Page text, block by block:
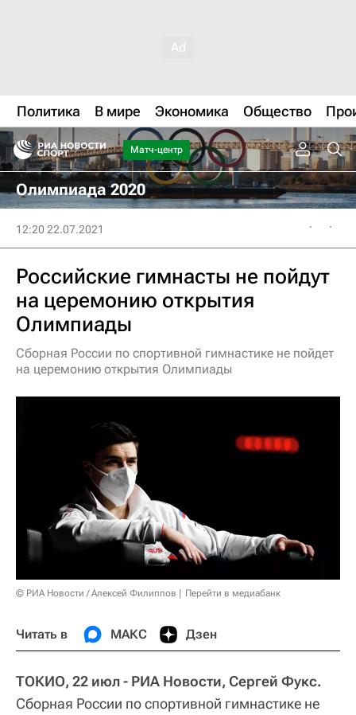
Политика В мире Экономика Общество
Матч-центр
Олимпиада 2020
12:20 22.07.2021
Российские гимнасты не пойдут
на церемонию открытия
Олимпиады
Сборная России по спортивной гимнастике не пойдет
на церемонию открытия Олимпиады
© РИА Новости / Алексей Филиппов Перейти в медиабанк
Читать в МАКС Дзен
ТОКИО, 22 июл - РИА Новости, Сергей Фукс.
Сборная России по спортивной гимнастике не